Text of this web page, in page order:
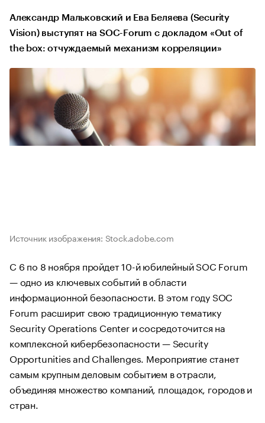
Александр Мальковский и Ева Беляева (Security
Vision) выступят на SOC-Forum с докладом «Out of
the box: отчуждаемый механизм корреляции»
Источник изображения: Stock.adobe.com
C 6 по 8 ноября пройдет 10-й юбилейный SOC Forum
— одно из ключевых событий в области
информационной безопасности. В этом году SOC
Forum расширит свою традиционную тематику
Security Operations Center и сосредоточится на
комплексной кибербезопасности — Security
Opportunities and Challenges. Мероприятие станет
самым крупным деловым событием в отрасли,
объединяя множество компаний, площадок, городов и
стран.